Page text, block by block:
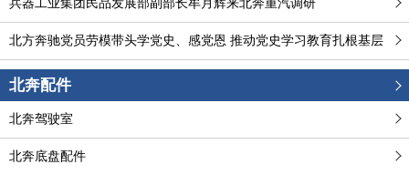
兵器工业集团民品发展部副部长牟月辉来北奔重汽调研
北方奔驰党员劳模带头学党史、感党恩 推动党史学习教育扎根基层
北奔配件
北奔驾驶室
北奔底盘配件